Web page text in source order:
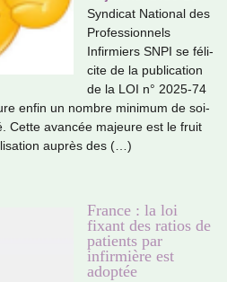
Syndicat National des
Professionnels
Infirmiers SNPI se féli­
cite de la publi­ca­tion
de la LOI n° 2025-74
enfin un nombre mini­mum de soi­
Cette avan­cée majeure est le fruit
auprès des (…)
France : la loi
fixant des ratios de
patients par
infirmière est
adoptée